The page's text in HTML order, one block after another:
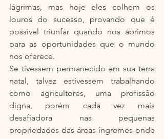
lágrimas, mas hoje eles colhem os
louros do sucesso, provando que é
possível triunfar quando nos abrimos
para as oportunidades que o mundo
nos oferece.
Se tivessem permanecido em sua terra
natal, talvez estivessem trabalhando
como agricultores, uma profissão
digna, porém cada vez mais
desafiadora nas pequenas
propriedades das áreas íngremes onde